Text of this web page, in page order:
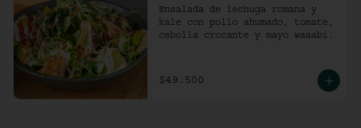
Ensalada de lechuga romana y
kale con pollo ahumado, tomate,
cebolla crocante y mayo wasabi.
$49.500